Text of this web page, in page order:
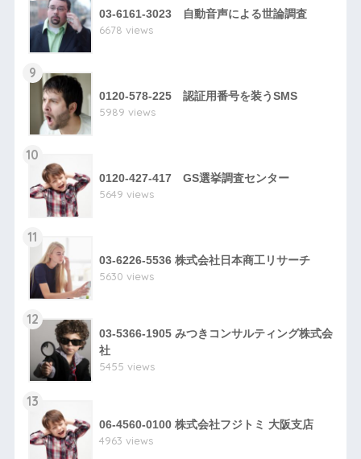
03-6161-3023 自動音声による世論調査
6678 views
9
0120-578-225 認証用番号を装うSMS
5989 views
10
0120-427-417 GS選挙調査センター
5649 views
11
03-6226-5536 株式会社日本商工リサーチ
5630 views
12
03-5366-1905 みつきコンサルティング株式会
社
5455 views
13
06-4560-0100 株式会社フジトミ 大阪支店
4963 views